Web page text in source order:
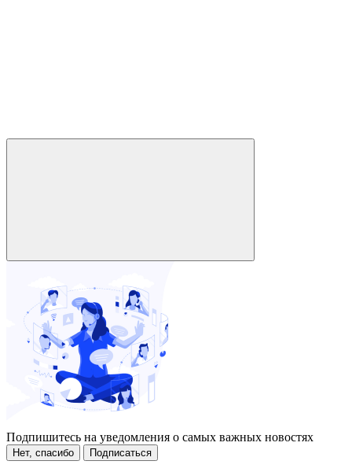
Подпишитесь на уведомления о самых важных новостях
Нет, спасибо Подписаться